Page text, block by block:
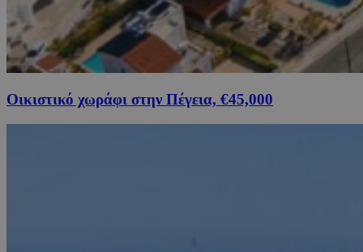
Οικιστικό χωράφι στην Πέγεια, €45,000